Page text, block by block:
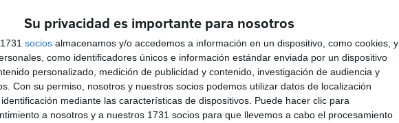
Su privacidad es importante para nosotros
socios almacenamos y/o accedemos a información en un dispositivo, como cookies, y
como identificadores únicos e información estándar enviada por un dispositivo
personalizado, medición de publicidad y contenido, investigación de audiencia y
Con su permiso, nosotros y nuestros socios podemos utilizar datos de localización
mediante las características de dispositivos. Puede hacer clic para
a nosotros y a nuestros 1731 socios para que llevemos a cabo el procesamiento
De hecho, continúa diciendo, "las personas con
vacunarse".